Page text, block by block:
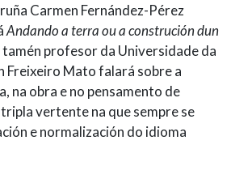
Carmen Fernández-Pérez
Andando a terra ou a construción dun
tamén profesor da Universidade da
Freixeiro Mato falará sobre a
na obra e no pensamento de
vertente na que sempre se
e normalización do idioma